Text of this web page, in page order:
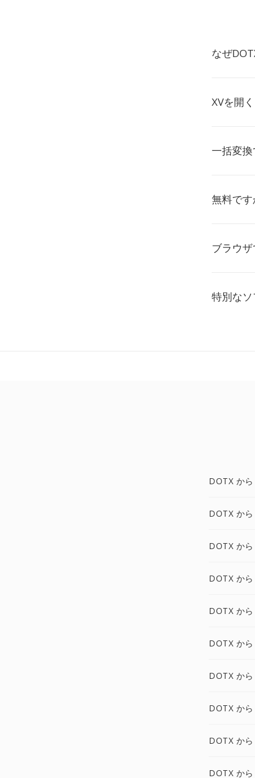
なぜ
XVを開
一括変換
無料です
ブラウ
特別な
DOTX か
DOTX か
DOTX から
DOTX か
DOTX か
DOTX か
DOTX か
DOTX か
DOTX から
DOTX か